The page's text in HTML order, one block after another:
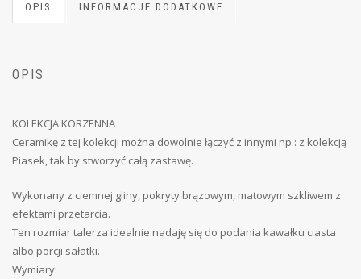
OPIS INFORMACJE DODATKOWE
OPIS
KOLEKCJA KORZENNA
Ceramikę z tej kolekcji można dowolnie łączyć z innymi np.: z kolekcją
Piasek, tak by stworzyć całą zastawę.
Wykonany z ciemnej gliny, pokryty brązowym, matowym szkliwem z
efektami przetarcia.
Ten rozmiar talerza idealnie nadaję się do podania kawałku ciasta
albo porcji sałatki.
Wymiary: